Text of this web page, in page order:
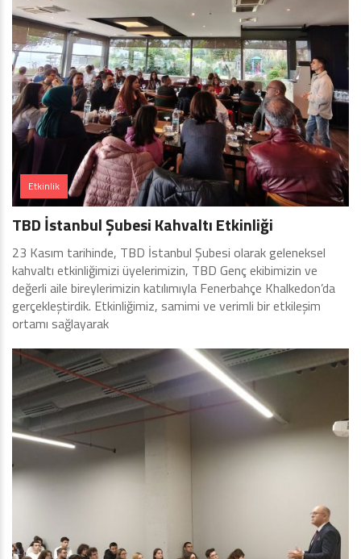
Etkinlik
TBD İstanbul Şubesi Kahvaltı Etkinliği
23 Kasım tarihinde, TBD İstanbul Şubesi olarak geleneksel
kahvaltı etkinliğimizi üyelerimizin, TBD Genç ekibimizin ve
değerli aile bireylerimizin katılımıyla Fenerbahçe Khalkedon’da
gerçekleştirdik. Etkinliğimiz, samimi ve verimli bir etkileşim
ortamı sağlayarak